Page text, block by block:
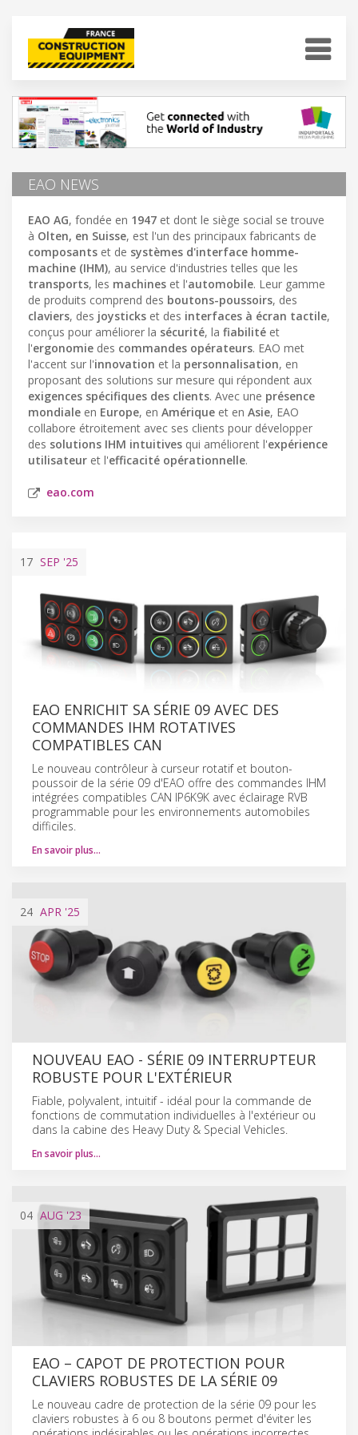
EAO NEWS
EAO AG, fondée en 1947 et dont le siège social se trouve
à Olten, en Suisse, est l'un des principaux fabricants de
composants et de systèmes d'interface homme-
machine (IHM), au service d'industries telles que les
transports, les machines et l'automobile. Leur gamme
de produits comprend des boutons-poussoirs, des
claviers, des joysticks et des interfaces à écran tactile,
conçus pour améliorer la sécurité, la fiabilité et
l'ergonomie des commandes opérateurs. EAO met
l'accent sur l'innovation et la personnalisation, en
proposant des solutions sur mesure qui répondent aux
exigences spécifiques des clients. Avec une présence
mondiale en Europe, en Amérique et en Asie, EAO
collabore étroitement avec ses clients pour développer
des solutions IHM intuitives qui améliorent l'expérience
utilisateur et l'efficacité opérationnelle.
eao.com
17 SEP '25
EAO ENRICHIT SA SÉRIE 09 AVEC DES
COMMANDES IHM ROTATIVES
COMPATIBLES CAN
Le nouveau contrôleur à curseur rotatif et bouton-
poussoir de la série 09 d'EAO offre des commandes IHM
intégrées compatibles CAN IP6K9K avec éclairage RVB
programmable pour les environnements automobiles
difficiles.
En savoir plus…
24 APR '25
NOUVEAU EAO - SÉRIE 09 INTERRUPTEUR
ROBUSTE POUR L'EXTÉRIEUR
Fiable, polyvalent, intuitif - idéal pour la commande de
fonctions de commutation individuelles à l'extérieur ou
dans la cabine des Heavy Duty & Special Vehicles.
En savoir plus…
04 AUG '23
EAO – CAPOT DE PROTECTION POUR
CLAVIERS ROBUSTES DE LA SÉRIE 09
Le nouveau cadre de protection de la série 09 pour les
claviers robustes à 6 ou 8 boutons permet d'éviter les